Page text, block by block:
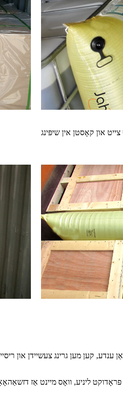
ענדע, קען מען גרינג צעשיידן און